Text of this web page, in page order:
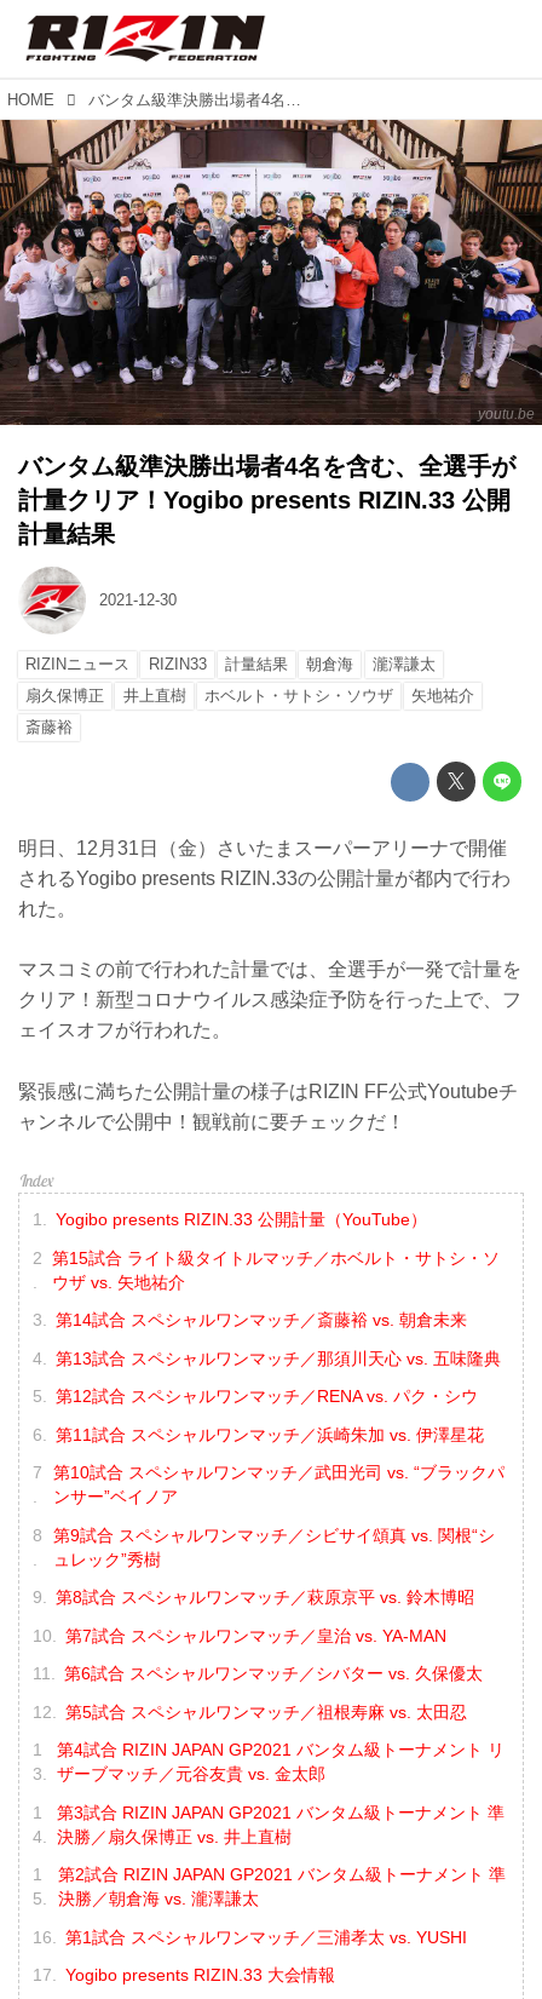
HOME バンタム級準決勝出場者4名を含む、全選手が計量クリア！Yogibo presents RIZIN.33 公開計量結果
youtu.be
バンタム級準決勝出場者4名を含む、全選手が
計量クリア！Yogibo presents RIZIN.33 公開
計量結果
2021-12-30
RIZINニュース RIZIN33 計量結果 朝倉海
瀧澤謙太
扇久保博正
井上直樹 ホベルト・サトシ・ソウザ
矢地祐介
斎藤裕
明日、12月31日（金）さいたまスーパーアリーナで開催
されるYogibo presents RIZIN.33の公開計量が都内で行わ
れた。
マスコミの前で行われた計量では、全選手が一発で計量を
クリア！新型コロナウイルス感染症予防を行った上で、フ
ェイスオフが行われた。
緊張感に満ちた公開計量の様子はRIZIN FF公式Youtubeチ
ャンネルで公開中！観戦前に要チェックだ！
Yogibo presents RIZIN.33 公開計量（YouTube）
第15試合 ライト級タイトルマッチ／ホベルト・サトシ・ソ
ウザ vs. 矢地祐介
第14試合 スペシャルワンマッチ／斎藤裕 vs. 朝倉未来
第13試合 スペシャルワンマッチ／那須川天心 vs. 五味隆典
第12試合 スペシャルワンマッチ／RENA vs. パク・シウ
第11試合 スペシャルワンマッチ／浜崎朱加 vs. 伊澤星花
第10試合 スペシャルワンマッチ／武田光司 vs. “ブラックパ
ンサー”ベイノア
第9試合 スペシャルワンマッチ／シビサイ頌真 vs. 関根“シ
ュレック”秀樹
第8試合 スペシャルワンマッチ／萩原京平 vs. 鈴木博昭
第7試合 スペシャルワンマッチ／皇治 vs. YA-MAN
第6試合 スペシャルワンマッチ／シバター vs. 久保優太
第5試合 スペシャルワンマッチ／祖根寿麻 vs. 太田忍
第4試合 RIZIN JAPAN GP2021 バンタム級トーナメント リ
ザーブマッチ／元谷友貴 vs. 金太郎
第3試合 RIZIN JAPAN GP2021 バンタム級トーナメント 準
決勝／扇久保博正 vs. 井上直樹
第2試合 RIZIN JAPAN GP2021 バンタム級トーナメント 準
決勝／朝倉海 vs. 瀧澤謙太
第1試合 スペシャルワンマッチ／三浦孝太 vs. YUSHI
Yogibo presents RIZIN.33 大会情報